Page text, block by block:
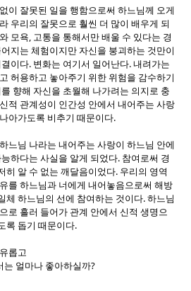
이 잘못된 일을 행함으로써 하느님께 오게
우리의 잘못으로 훨씬 더 많이 배우게 되
모욕, 고통을 통해서만 배울 수 있다는 경
지는 체험이지만 자신을 붕괴하는 것만이
결이다. 변화는 여기서 일어난다.내려가는
허용하고 놓아주기 위한 위험을 감수하기
향해 자신을 초월해 나가려는 의지로 충
적 관계성이 인간성 안에서 내어주는 사랑
아가도록 비추기 때문이다.
느님 나라는 내어주는 사랑이 하느님 안에
하다는 사실을 알게 되었다. 참여로써 경
히 알 수 없는 깨달음이었다. 우리의 영역
를 하느님과 너에게 내어놓음으로써 해방
체 하느님의 선에 참여하는 것이다.하느님
로 흘러 들어가 관계 안에서 신적 생명으
록 돕기 때문이다.
롭고
는 얼마나 좋아하실까?